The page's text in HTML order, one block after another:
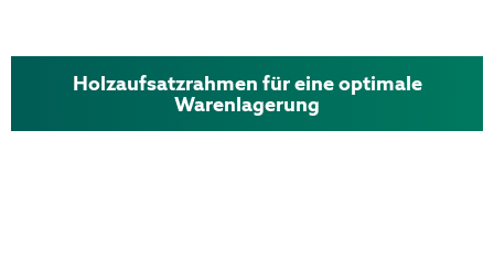
Holzaufsatzrahmen für eine optimale
Warenlagerung